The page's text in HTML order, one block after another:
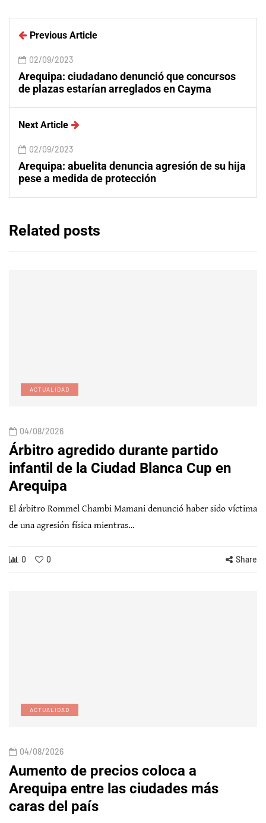
Previous Article
02/09/2023
Arequipa: ciudadano denunció que concursos
de plazas estarían arreglados en Cayma
Next Article
02/09/2023
Arequipa: abuelita denuncia agresión de su hija
pese a medida de protección
Related posts
ACTUALIDAD
04/08/2026
Árbitro agredido durante partido
infantil de la Ciudad Blanca Cup en
Arequipa
El árbitro Rommel Chambi Mamani denunció haber sido víctima
de una agresión física mientras…
0 0 Share
ACTUALIDAD
04/08/2026
Aumento de precios coloca a
Arequipa entre las ciudades más
caras del país